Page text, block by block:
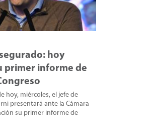
hoy
primer informe de
hoy, miércoles, el jefe de
presentará ante la Cámara
su primer informe de